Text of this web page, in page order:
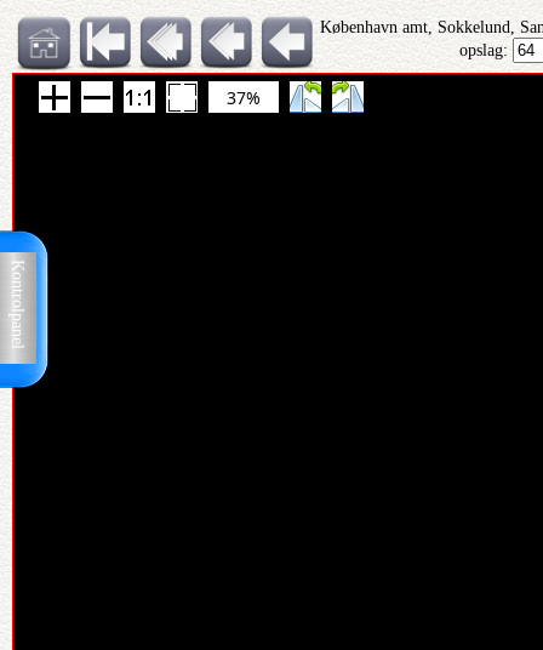
Kontrolpanel
København amt, Sokkelund,
opslag:
37%